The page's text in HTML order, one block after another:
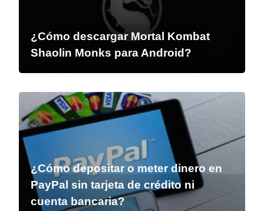
¿Cómo descargar Mortal Kombat
Shaolin Monks para Android?
¿Cómo depositar o meter dinero en
PayPal sin tarjeta de crédito ni
cuenta bancaria?